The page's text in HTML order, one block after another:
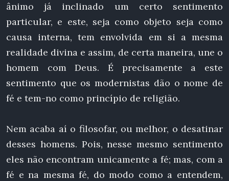
ânimo já inclinado um certo sentimento
particular, e este, seja como objeto seja como
causa interna, tem envolvida em si a mesma
realidade divina e assim, de certa maneira, une o
homem com Deus. É precisamente a este
sentimento que os modernistas dão o nome de
fé e tem-no como princípio de religião.
Nem acaba aí o filosofar, ou melhor, o desatinar
desses homens. Pois, nesse mesmo sentimento
eles não encontram unicamente a fé; mas, com a
fé e na mesma fé, do modo como a entendem,